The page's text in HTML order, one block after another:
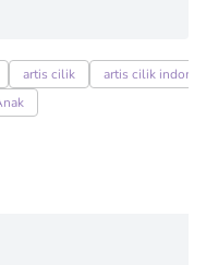
artis cilik
artis cilik